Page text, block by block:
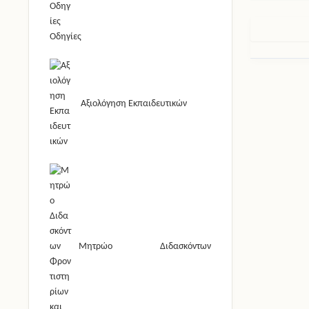
Οδηγίες
Αξιολόγηση Εκπαιδευτικών
Μητρώο Διδασκόντων